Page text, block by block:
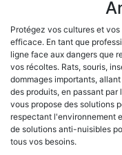
Protégez vos cultures et
efficace. En tant que
ligne face aux dangers que
vos récoltes. Rats, souris,
dommages importants,
des produits, en passant
vous propose des solutions
respectant l'environnement
de solutions anti-nuisibles
tous vos besoins.